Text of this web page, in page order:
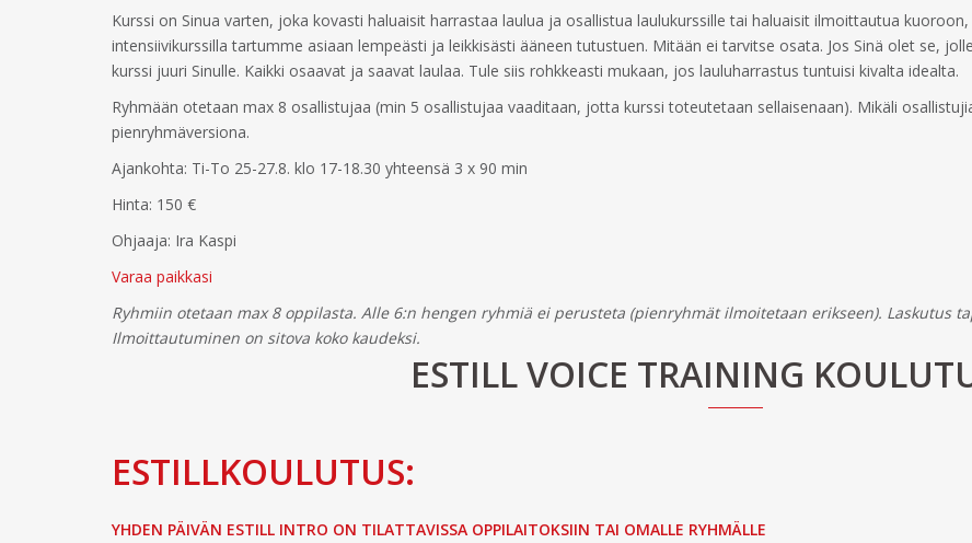
Kurssi on Sinua varten, joka kovasti haluaisit harrastaa laulua ja osallistua laulukurssille tai haluaisit ilmoittautua
intensiivikurssilla tartumme asiaan lempeästi ja leikkisästi ääneen tutustuen. Mitään ei tarvitse osata. Jos Sinä olet se,
kurssi juuri Sinulle. Kaikki osaavat ja saavat laulaa. Tule siis rohkkeasti mukaan, jos lauluharrastus tuntuisi kivalta idealta.
Ryhmään otetaan max 8 osallistujaa (min 5 osallistujaa vaaditaan, jotta kurssi toteutetaan sellaisenaan). Mikäli
pienryhmäversiona.
Ajankohta: Ti-To 25-27.8. klo 17-18.30 yhteensä 3 x 90 min
Hinta: 150 €
Ohjaaja: Ira Kaspi
Varaa paikkasi
Ryhmiin otetaan max 8 oppilasta. Alle 6:n hengen ryhmiä ei perusteta (pienryhmät ilmoitetaan erikseen). Laskutus
Ilmoittautuminen on sitova koko kaudeksi.
ESTILL VOICE TRAINING
ESTILLKOULUTUS:
YHDEN PÄIVÄN ESTILL INTRO ON TILATTAVISSA OPPILAITOKSIIN TAI OMALLE RYHMÄLLE